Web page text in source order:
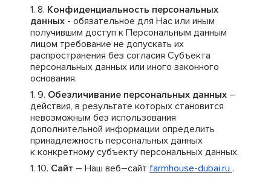
Конфиденциальность персональных
данных - обязательное для Нас или иным
получившим доступ к Персональным данным
лицом требование не допускать их
распространения без согласия Субъекта
персональных данных или иного законного
основания.
Обезличивание персональных данных –
действия, в результате которых становится
невозможным без использования
дополнительной информации определить
принадлежность персональных данных
к конкретному субъекту персональных данных.
Сайт – Наш веб–сайт farmhouse-dubai.ru .